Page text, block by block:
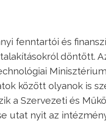
fenntartói és
döntött.
között olyanok is
a Szervezeti és
utat nyit az